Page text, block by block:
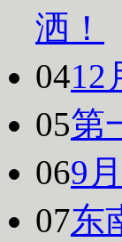
洒！
0412
05第
069
07东